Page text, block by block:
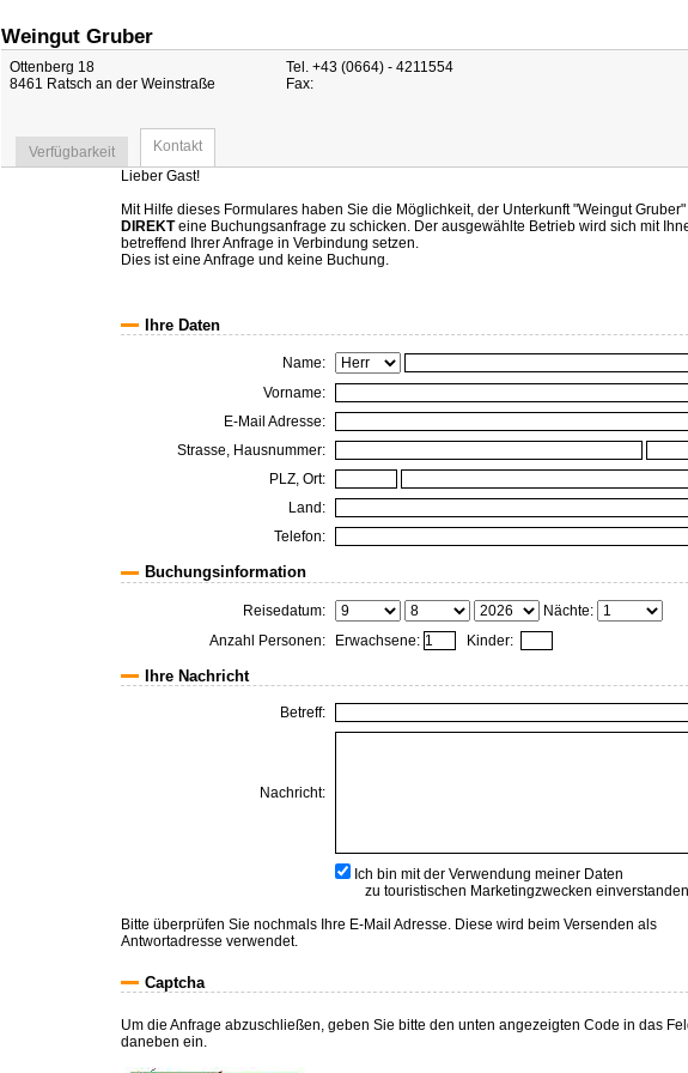
Weingut Gruber
Ottenberg 18
8461 Ratsch an der Weinstraße
Tel. +43 (0664) - 4211554
Fax:
Verfügbarkeit
Kontakt
Lieber Gast!
Mit Hilfe dieses Formulares haben Sie die Möglichkeit, der Unterkunft "Weingut Gruber"
DIREKTeine Buchungsanfrage zu schicken. Der ausgewählte Betrieb wird sich mit
betreffend Ihrer Anfrage in Verbindung setzen.
Dies ist eine Anfrage und keine Buchung.
Ihre Daten
Name:
Vorname:
E-Mail Adresse:
Strasse, Hausnummer:
PLZ, Ort:
Land:
Telefon:
Buchungsinformation
Reisedatum:
Nächte:
Anzahl Personen:
Erwachsene: Kinder:
Ihre Nachricht
Betreff:
Nachricht:
Ich bin mit der Verwendung meiner Daten
zu touristischen Marketingzwecken
Bitte überprüfen Sie nochmals Ihre E-Mail Adresse. Diese wird beim Versenden als
Antwortadresse verwendet.
Captcha
Um die Anfrage abzuschließen, geben Sie bitte den unten angezeigten Code in das
daneben ein.